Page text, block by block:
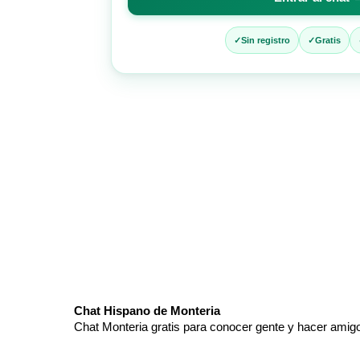
al
Sin registro Gratis
Chat Hispano de Monteria
Chat Monteria gratis para conocer gente y hacer